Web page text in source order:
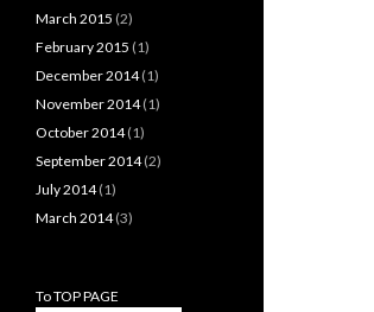
March 2015 (2)
February 2015 (1)
December 2014(1)
November 2014(1)
October 2014(1)
September 2014(2)
July 2014(1)
March 2014(3)
To TOP PAGE